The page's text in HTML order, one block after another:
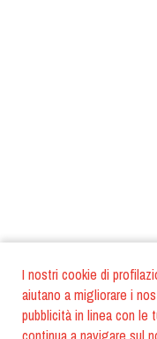
I nostri cookie di
aiutano a migliorare i
pubblicità in linea con le